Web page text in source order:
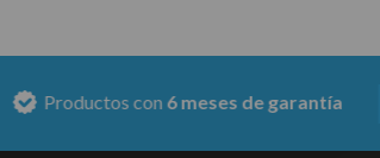
con6 meses de garantía